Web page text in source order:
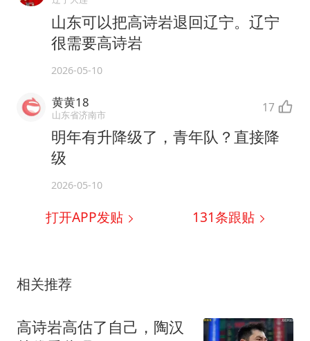
山东可以把高诗岩退回辽宁。辽宁
很需要高诗岩
2026-05-10
黄黄18
山东省济南市 17
明年有升降级了，青年队？直接降
级
2026-05-10
打开APP发贴 131条跟贴
相关推荐
高诗岩高估了自己，陶汉